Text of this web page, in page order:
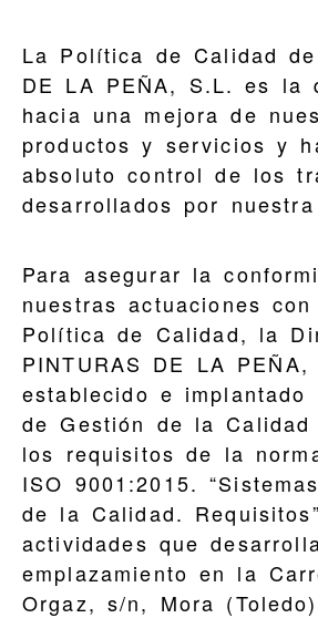
La Política de Calidad de
DE LA PEÑA, S.L. es la
hacia una mejora de
productos y servicios y
absoluto control de los
desarrollados por
Para asegurar la
nuestras actuaciones
Política de Calidad, la
PINTURAS DE LA
establecido e implantado
de Gestión de la
los requisitos de la
ISO 9001:2015.
de la Calidad.
actividades que
emplazamiento en la
Orgaz, s/n, Mora